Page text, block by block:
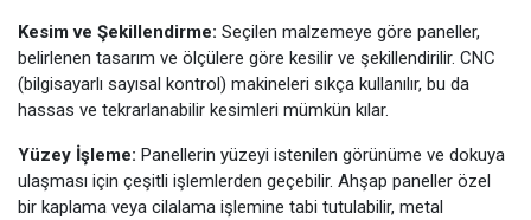
Kesim ve Şekillendirme: Seçilen malzemeye göre paneller,
belirlenen tasarım ve ölçülere göre kesilir ve şekillendirilir. CNC
(bilgisayarlı sayısal kontrol) makineleri sıkça kullanılır, bu da
hassas ve tekrarlanabilir kesimleri mümkün kılar.
Yüzey İşleme: Panellerin yüzeyi istenilen görünüme ve dokuya
ulaşması için çeşitli işlemlerden geçebilir. Ahşap paneller özel
bir kaplama veya cilalama işlemine tabi tutulabilir, metal